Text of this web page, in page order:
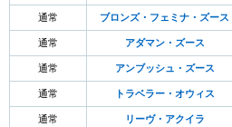
通常 ブロンズ・フェミナ・ズース
通常 アダマン・ズース
通常 アンブッシュ・ズース
通常 トラベラー・オウィス
通常 リーヴ・アクイラ